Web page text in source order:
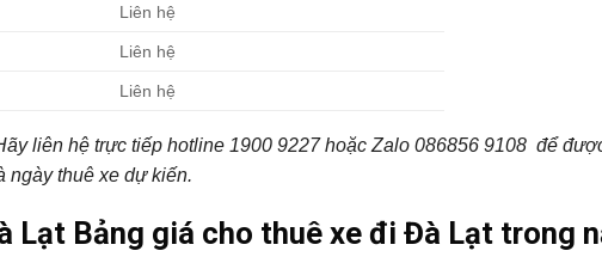
Liên hệ
Liên hệ
Liên hệ
liên hệ trực tiếp hotline 1900 9227 hoặc Zalo 086856 9108 để
ngày thuê xe dự kiến.
Lạt Bảng giá cho thuê xe đi Đà Lạt trong